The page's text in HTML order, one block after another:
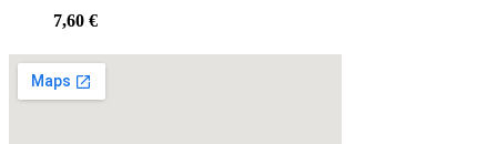
7,60 €